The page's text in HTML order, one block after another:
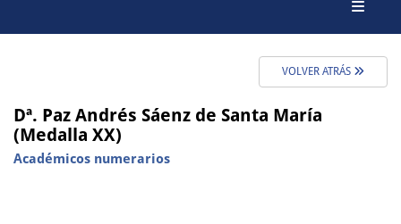
VOLVER ATRÁS
Dª. Paz Andrés Sáenz de Santa María
(Medalla XX)
Académicos numerarios